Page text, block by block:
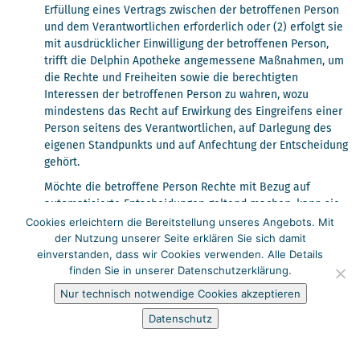
Erfüllung eines Vertrags zwischen der betroffenen Person
und dem Verantwortlichen erforderlich oder (2) erfolgt sie
mit ausdrücklicher Einwilligung der betroffenen Person,
trifft die Delphin Apotheke angemessene Maßnahmen, um
die Rechte und Freiheiten sowie die berechtigten
Interessen der betroffenen Person zu wahren, wozu
mindestens das Recht auf Erwirkung des Eingreifens einer
Person seitens des Verantwortlichen, auf Darlegung des
eigenen Standpunkts und auf Anfechtung der Entscheidung
gehört.
Möchte die betroffene Person Rechte mit Bezug auf
automatisierte Entscheidungen geltend machen, kann sie
sich hierzu jederzeit an einen Mitarbeiter des für die
Verarbeitung Verantwortlichen wenden.
I) RECHT AUF WIDERRUF EINER
DATENSCHUTZRECHTLICHEN
EINWILLIGUNG
Cookies erleichtern die Bereitstellung unseres Angebots. Mit
der Nutzung unserer Seite erklären Sie sich damit
einverstanden, dass wir Cookies verwenden. Alle Details
finden Sie in unserer Datenschutzerklärung.
Nur technisch notwendige Cookies akzeptieren
Datenschutz